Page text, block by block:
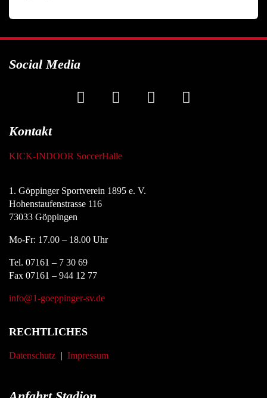
Social Media
Kontakt
KICK-INDOOR SoccerHalle
1. Göppinger Sportverein 1895 e. V.
Hohenstaufenstrasse 116
73033 Göppingen
Mo-Fr: 17.00 – 18.00 Uhr
Tel. 07161 – 7 30 69
Fax 07161 – 944 12 77
info@1-goeppinger-sv.de
RECHTLICHES
Datenschutz | Impressum